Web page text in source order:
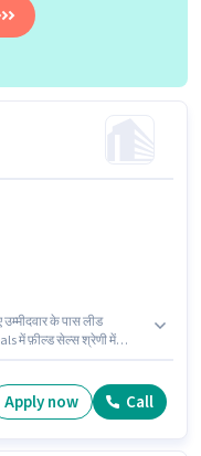
के पास लीड
में फ़ील्ड सेल्स श्रेणी में
Apply now Call